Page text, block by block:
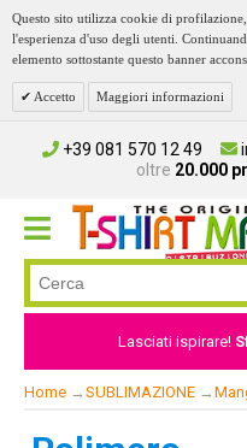
Questo sito utilizza cookie di
l'esperienza d'uso degli utenti.
elemento sottostante questo banner
Accetto Maggiori informazioni
+39 081 570 12 49
oltre 20.000
Lasciati ispirare!
Home → SUBLIMAZIONE →